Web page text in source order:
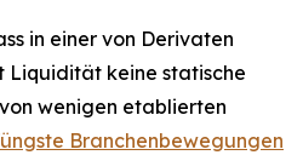
in einer von Derivaten
Liquidität keine statische
wenigen etablierten
Branchenbewegungen